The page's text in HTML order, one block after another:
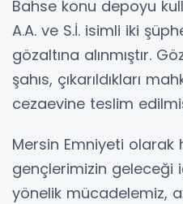
​Bahse konu depoyu
A.A. ve S.İ. isimli iki
gözaltına alınmıştır.
şahıs, çıkarıldıkları
cezaevine teslim
​Mersin Emniyeti olarak
gençlerimizin geleceği
yönelik mücadelemiz,